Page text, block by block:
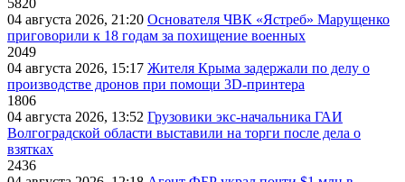
5820
04 августа 2026, 21:20 Основателя ЧВК «Ястреб» Марущенко
приговорили к 18 годам за похищение военных
2049
04 августа 2026, 15:17 Жителя Крыма задержали по делу о
производстве дронов при помощи 3D‑принтера
1806
04 августа 2026, 13:52 Грузовики экс-начальника ГАИ
Волгоградской области выставили на торги после дела о
взятках
2436